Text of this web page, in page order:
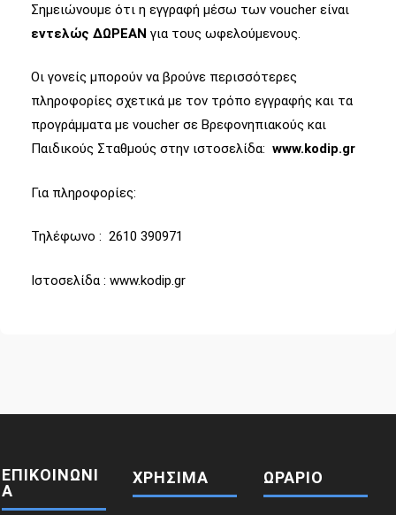
Σημειώνουμε ότι η εγγραφή μέσω των voucher είναι
εντελώς ΔΩΡΕΑΝ για τους ωφελούμενους.
Οι γονείς μπορούν να βρούνε περισσότερες
πληροφορίες σχετικά με τον τρόπο εγγραφής και τα
προγράμματα με voucher σε Βρεφονηπιακούς και
Παιδικούς Σταθμούς στην ιστοσελίδα: www.kodip.gr
Για πληροφορίες:
Τηλέφωνο : 2610 390971
Ιστοσελίδα : www.kodip.gr
ΕΠΙΚΟΙΝΩΝΙ
Α
ΧΡΗΣΙΜΑ ΩΡΑΡΙΟ